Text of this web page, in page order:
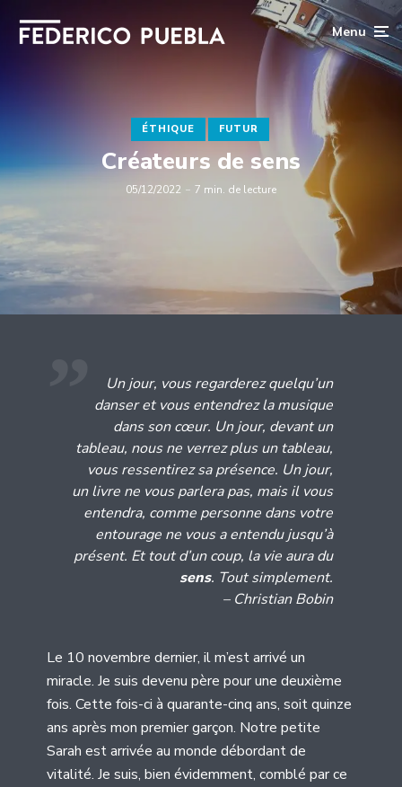
Menu
ÉTHIQUE FUTUR
Créateurs de sens
05/12/2022 7 min. de lecture
Un jour, vous regarderez quelqu’un
danser et vous entendrez la musique
dans son cœur. Un jour, devant un
tableau, nous ne verrez plus un tableau,
vous ressentirez sa présence. Un jour,
un livre ne vous parlera pas, mais il vous
entendra, comme personne dans votre
entourage ne vous a entendu jusqu’à
présent. Et tout d’un coup, la vie aura du
sens. Tout simplement.
– Christian Bobin
Le 10 novembre dernier, il m’est arrivé un
miracle. Je suis devenu père pour une deuxième
fois. Cette fois-ci à quarante-cinq ans, soit quinze
ans après mon premier garçon. Notre petite
Sarah est arrivée au monde débordant de
vitalité. Je suis, bien évidemment, comblé par ce